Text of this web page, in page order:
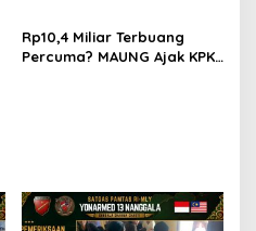
Prioritas Tak Bisa Ditawar
Rp10,4 Miliar Terbuang
Percuma? MAUNG Ajak KPK